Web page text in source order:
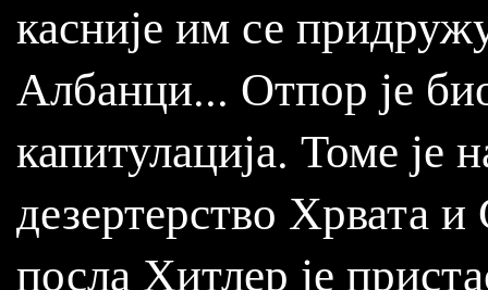
касније им се
Албанци... Отпор је
капитулација. Томе је
дезертерство Хрвата
посла Хитлер је